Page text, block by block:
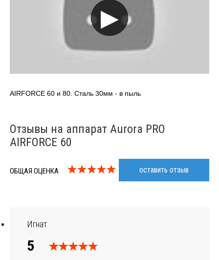
▶
AIRFORCE 60 и 80. Сталь 30мм - в пыль
Отзывы на аппарат Aurora PRO
AIRFORCE 60
ОБЩАЯ ОЦЕНКА оставить отзыв
Игнат
5